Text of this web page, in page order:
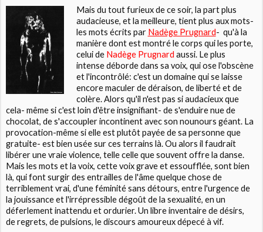
Mais du tout furieux de ce soir, la part plus
audacieuse, et la meilleure, tient plus aux mots-
les mots écrits par Nadège Prugnard- qu'à la
manière dont est montré le corps qui les porte,
celui de Nadège Prugnard aussi. Le plus
intense déborde dans sa voix, qui ose l'obscène
et l'incontrôlé: c'est un domaine qui se laisse
encore maculer de déraison, de liberté et de
colère. Alors qu'il n'est pas si audacieux que
cela- même si c'est loin d'être insignifiant- de s'enduire nue de
chocolat, de s'accoupler incontinent avec son nounours géant. La
provocation-même si elle est plutôt payée de sa personne que
gratuite- est bien usée sur ces terrains là. Ou alors il faudrait
libérer une vraie violence, telle celle que souvent offre la danse.
Mais les mots et la voix, cette voix grave et essoufflée, sont bien
là, qui font surgir des entrailles de l'âme quelque chose de
terriblement vrai, d'une féminité sans détours, entre l'urgence de
la jouissance et l'irrépressible dégoût de la sexualité, en un
déferlement inattendu et ordurier. Un libre inventaire de désirs,
de regrets, de pulsions, le discours amoureux dépecé à vif.